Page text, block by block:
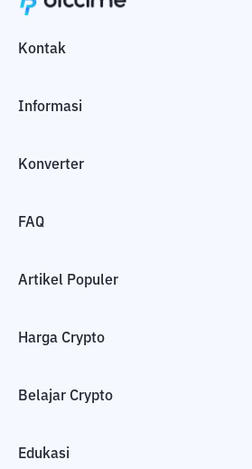
Kontak
Informasi
Konverter
FAQ
Artikel Populer
Harga Crypto
Belajar Crypto
Edukasi